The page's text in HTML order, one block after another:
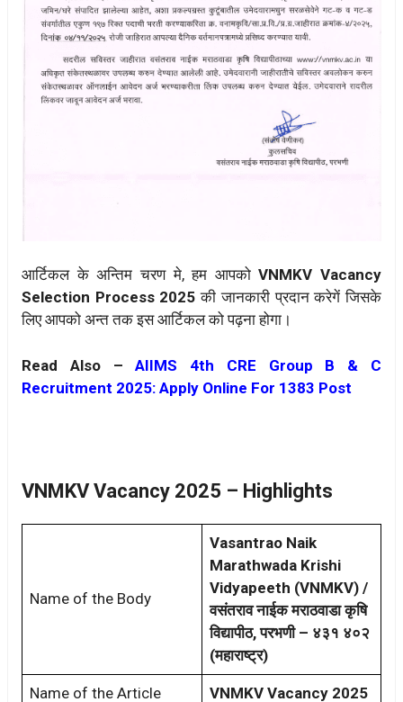
आर्टिकल के अन्तिम चरण मे, हम आपकोVNMKV Vacancy
Selection Process 2025 की जानकारी प्रदान करेगें जिसके
लिए आपको अन्त तक इस आर्टिकल को पढ़ना होगा।
Read Also –AIIMS 4th CRE Group B & C
Recruitment 2025: Apply Online For 1383 Post
VNMKV Vacancy 2025 – Highlights
Name of the Body
Vasantrao Naik
Marathwada Krishi
Vidyapeeth (VNMKV) /
वसंतराव नाईक मराठवाडा कृषि
विद्यापीठ, परभणी – ४३१ ४०२
(महाराष्ट्र)
Name of the Article VNMKV Vacancy 2025